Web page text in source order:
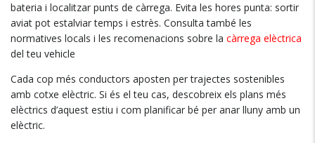
bateria i localitzar punts de càrrega. Evita les hores punta: sortir
aviat pot estalviar temps i estrès. Consulta també les
normatives locals i les recomenacions sobre la càrrega elèctrica
del teu vehicle
Cada cop més conductors aposten per trajectes sostenibles
amb cotxe elèctric. Si és el teu cas, descobreix els plans més
elèctrics d’aquest estiu i com planificar bé per anar lluny amb un
elèctric.